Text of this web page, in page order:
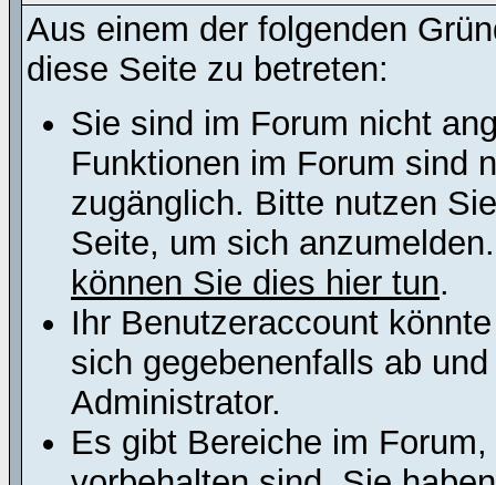
Aus einem der folgenden
diese Seite zu betreten:
Sie sind im Forum nicht
Funktionen im Forum sind
zugänglich. Bitte nutzen
Seite, um sich
können Sie dies hier tun.
Ihr Benutzeraccount
sich gegebenenfalls ab
Administrator.
Es gibt Bereiche im